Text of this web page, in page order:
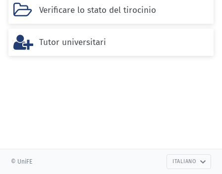
 Verificare lo stato del tirocinio
 Tutor universitari
© UniFE ITALIANO